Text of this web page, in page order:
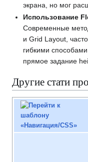
экрана, но мог
Использование
Современные
и Grid Layout,
гибкими
прямое задание
Другие стати